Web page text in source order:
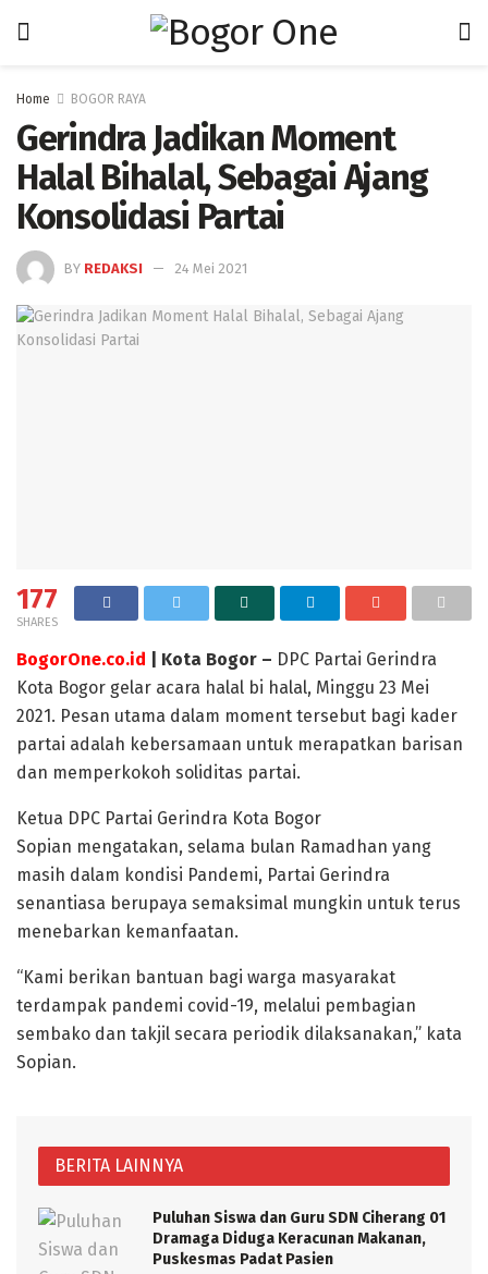
Home BOGOR RAYA
Gerindra Jadikan Moment
Halal Bihalal, Sebagai Ajang
Konsolidasi Partai
BY REDAKSI 24 Mei 2021
177
SHARES
BogorOne.co.id | Kota Bogor – DPC Partai Gerindra
Kota Bogor gelar acara halal bi halal, Minggu 23 Mei
2021. Pesan utama dalam moment tersebut bagi kader
partai adalah kebersamaan untuk merapatkan barisan
dan memperkokoh soliditas partai.
Ketua DPC Partai Gerindra Kota Bogor
Sopian mengatakan, selama bulan Ramadhan yang
masih dalam kondisi Pandemi, Partai Gerindra
senantiasa berupaya semaksimal mungkin untuk terus
menebarkan kemanfaatan.
“Kami berikan bantuan bagi warga masyarakat
terdampak pandemi covid-19, melalui pembagian
sembako dan takjil secara periodik dilaksanakan,” kata
Sopian.
BERITA LAINNYA
Puluhan Siswa dan Guru SDN Ciherang 01
Dramaga Diduga Keracunan Makanan,
Puskesmas Padat Pasien